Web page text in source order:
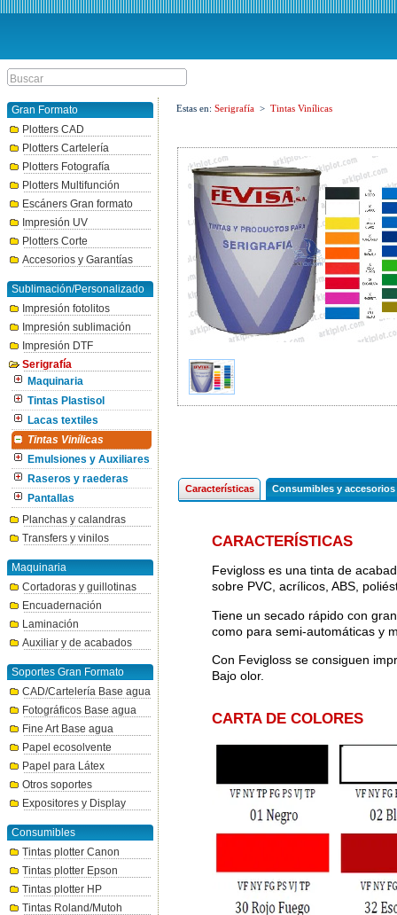
Gran Formato
Plotters CAD
Plotters Cartelería
Plotters Fotografía
Plotters Multifunción
Escáners Gran formato
Impresión UV
Plotters Corte
Accesorios y Garantías
Sublimación/Personalizado
Impresión fotolitos
Impresión sublimación
Impresión DTF
Serigrafía
Maquinaria
Tintas Plastisol
Lacas textiles
Tintas Vinílicas
Emulsiones y Auxiliares
Raseros y raederas
Pantallas
Planchas y calandras
Transfers y vinilos
Maquinaria
Cortadoras y guillotinas
Encuadernación
Laminación
Auxiliar y de acabados
Soportes Gran Formato
CAD/Cartelería Base agua
Fotográficos Base agua
Fine Art Base agua
Papel ecosolvente
Papel para Látex
Otros soportes
Expositores y Display
Consumibles
Tintas plotter Canon
Tintas plotter Epson
Tintas plotter HP
Tintas Roland/Mutoh
Estas en: Serigrafía > Tintas Vinílicas
Características Consumibles y accesorios
CARACTERÍSTICAS
Fevigloss es una tinta de
sobre PVC, acrílicos, ABS,
Tiene un secado rápido con
como para semi-automáticas y
Con Fevigloss se consiguen
Bajo olor.
CARTA DE COLORES